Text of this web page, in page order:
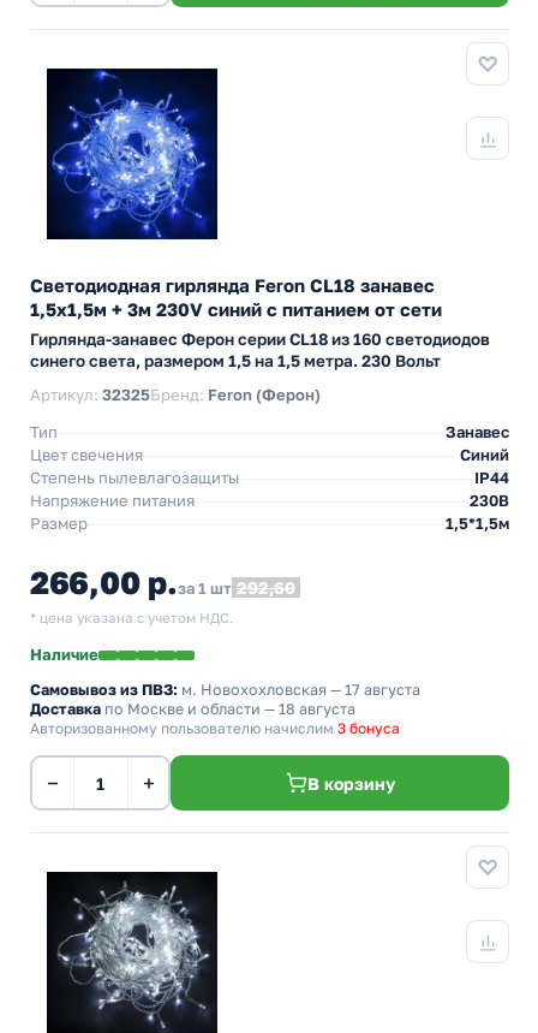
Светодиодная гирлянда Feron CL18 занавес
1,5x1,5м + 3м 230V синий c питанием от сети
Гирлянда-занавес Ферон серии CL18 из 160 светодиодов
синего света, размером 1,5 на 1,5 метра. 230 Вольт
Артикул: 32325Бренд: Feron (Ферон)
Тип
Занавес
Цвет свечения
Синий
Степень пылевлагозащиты
IP44
Напряжение питания
230В
Размер
1,5*1,5м
266,00 р.за 1 шт 292,60
* цена указана с учетом НДС.
Наличие
Самовывоз из ПВЗ: м. Новохохловская — 17 августа
Доставка по Москве и области — 18 августа
Авторизованному пользователю начислим 3 бонуса
− + В корзину